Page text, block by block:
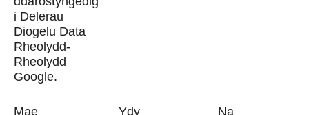
i Delerau
Diogelu Data
Rheolydd-
Rheolydd
Google.
Mae
Ydy Na